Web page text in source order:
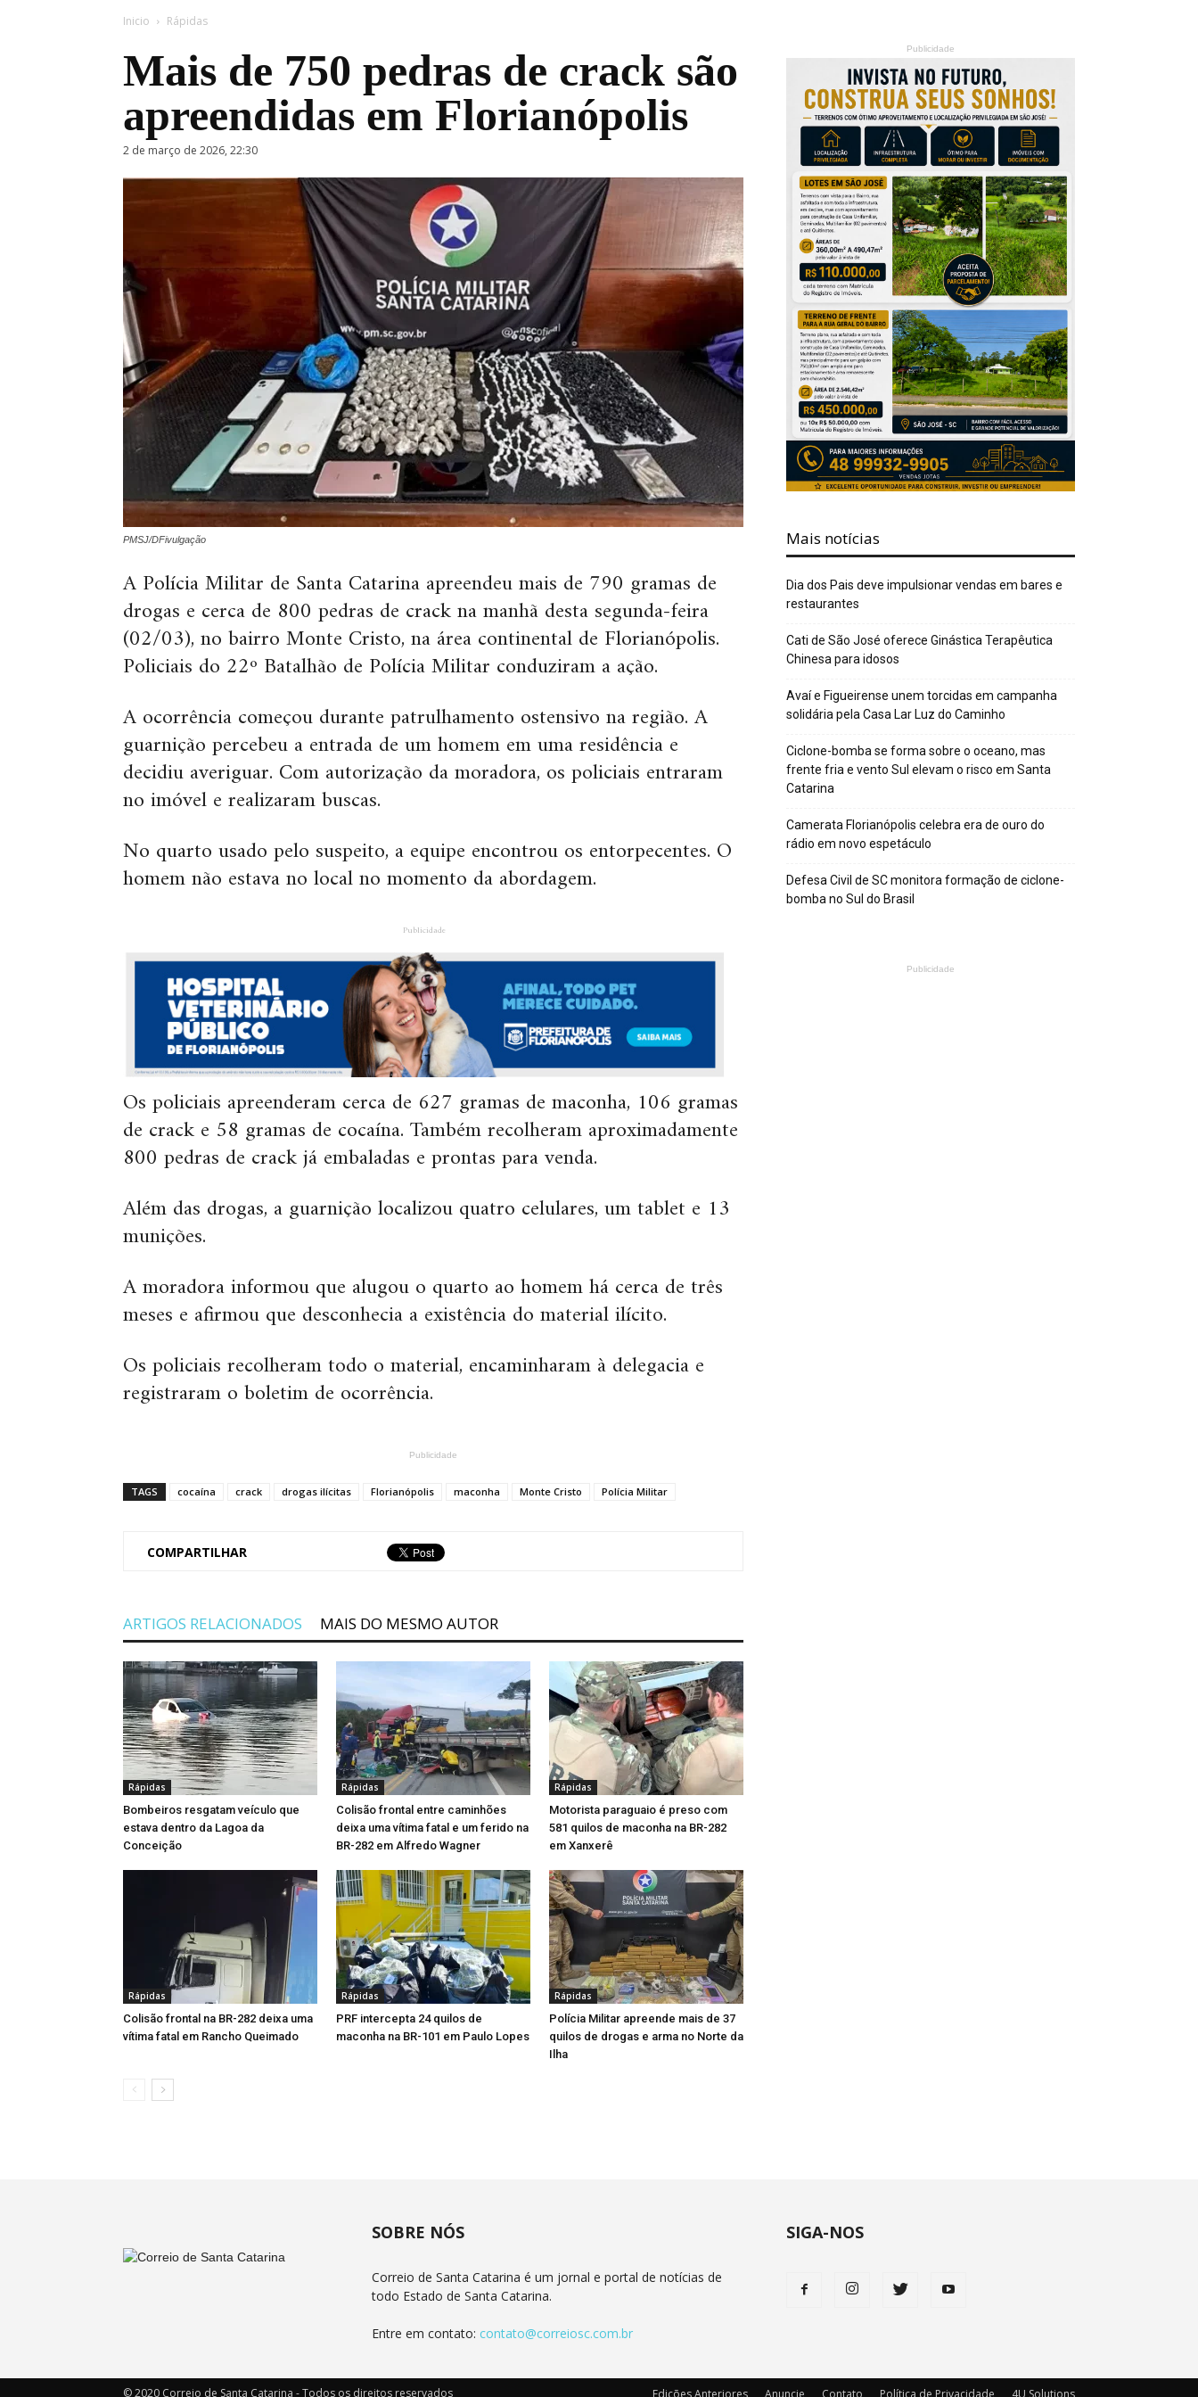
Inicio Rápidas
Mais de 750 pedras de crack são
apreendidas em Florianópolis
2 de março de 2026, 22:30
PMSJ/DFivulgação
A Polícia Militar de Santa Catarina apreendeu mais de 790 gramas de
drogas e cerca de 800 pedras de crack na manhã desta segunda-feira
(02/03), no bairro Monte Cristo, na área continental de Florianópolis.
Policiais do 22º Batalhão de Polícia Militar conduziram a ação.
A ocorrência começou durante patrulhamento ostensivo na região. A
guarnição percebeu a entrada de um homem em uma residência e
decidiu averiguar. Com autorização da moradora, os policiais entraram
no imóvel e realizaram buscas.
No quarto usado pelo suspeito, a equipe encontrou os entorpecentes. O
homem não estava no local no momento da abordagem.
Publicidade
Os policiais apreenderam cerca de 627 gramas de maconha, 106 gramas
de crack e 58 gramas de cocaína. Também recolheram aproximadamente
800 pedras de crack já embaladas e prontas para venda.
Além das drogas, a guarnição localizou quatro celulares, um tablet e 13
munições.
A moradora informou que alugou o quarto ao homem há cerca de três
meses e afirmou que desconhecia a existência do material ilícito.
Os policiais recolheram todo o material, encaminharam à delegacia e
registraram o boletim de ocorrência.
Publicidade
TAGS cocaína crack drogas ilícitas Florianópolis maconha Monte Cristo Polícia Militar
COMPARTILHAR
ARTIGOS RELACIONADOS MAIS DO MESMO AUTOR
Rápidas
Bombeiros resgatam veículo que
estava dentro da Lagoa da
Conceição
Rápidas
Colisão frontal entre caminhões
deixa uma vítima fatal e um ferido na
BR-282 em Alfredo Wagner
Rápidas
Motorista paraguaio é preso com
581 quilos de maconha na BR-282
em Xanxerê
Rápidas
Colisão frontal na BR-282 deixa uma
vítima fatal em Rancho Queimado
Rápidas
PRF intercepta 24 quilos de
maconha na BR-101 em Paulo Lopes
Rápidas
Polícia Militar apreende mais de 37
quilos de drogas e arma no Norte da
Ilha
Publicidade
Mais notícias
Dia dos Pais deve impulsionar vendas em bares e
restaurantes
Cati de São José oferece Ginástica Terapêutica
Chinesa para idosos
Avaí e Figueirense unem torcidas em campanha
solidária pela Casa Lar Luz do Caminho
Ciclone-bomba se forma sobre o oceano, mas
frente fria e vento Sul elevam o risco em Santa
Catarina
Camerata Florianópolis celebra era de ouro do
rádio em novo espetáculo
Defesa Civil de SC monitora formação de ciclone-
bomba no Sul do Brasil
Publicidade
SOBRE NÓS
Correio de Santa Catarina é um jornal e portal de notícias de
todo Estado de Santa Catarina.
Entre em contato: contato@correiosc.com.br
SIGA-NOS
Edições Anteriores Anuncie Contato Política de Privacidade 4U Solutions
© 2020 Correio de Santa Catarina - Todos os direitos reservados